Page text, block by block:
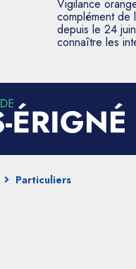
Vigilance
complément de
depuis le 24
connaître les
Particuliers